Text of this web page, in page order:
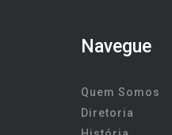
Navegue
Quem Somos
Diretoria